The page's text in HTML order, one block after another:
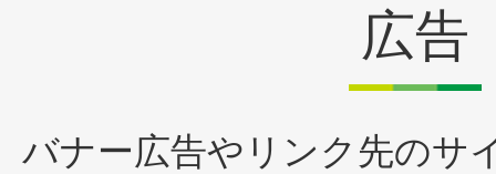
広告
バナー広告やリンク先のサ